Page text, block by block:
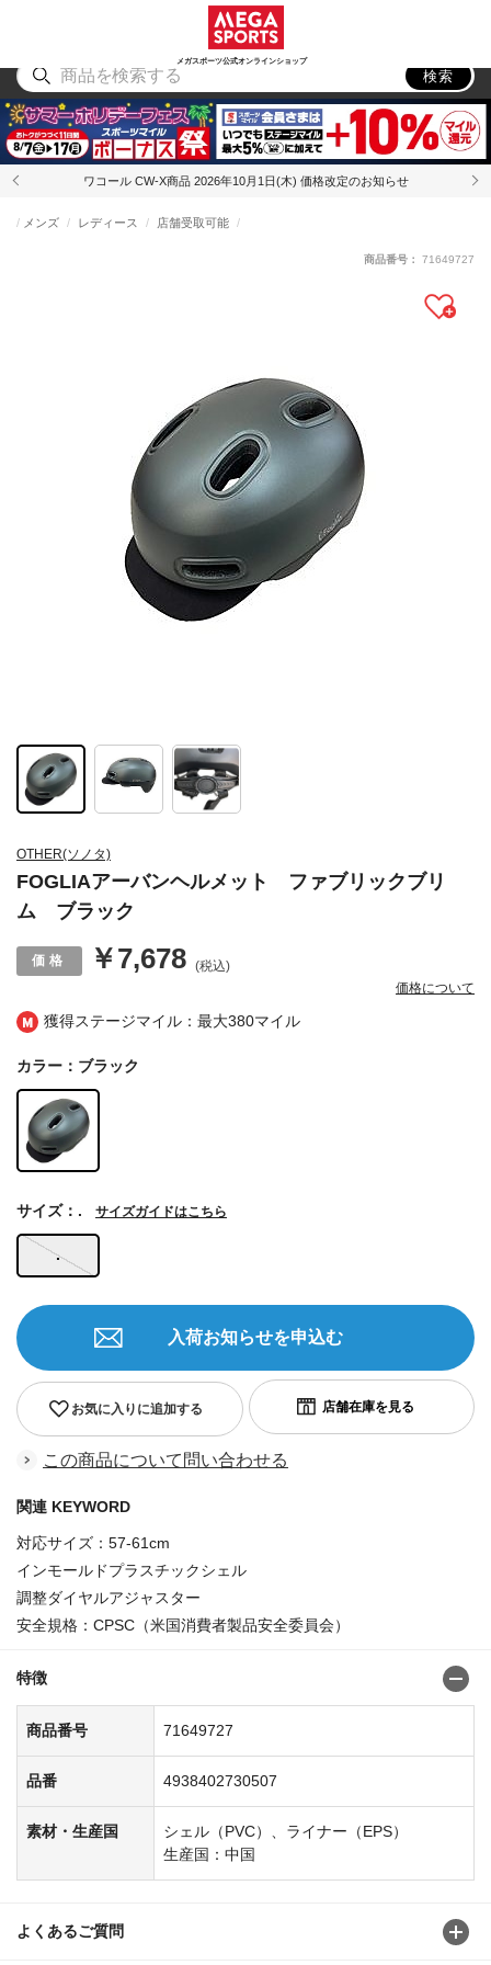
メガスポーツ公式オンラインショップ
アウトドア
検索
ワコール CW-X商品 2026年10月1日(木) 価格改定のお知らせ
獲得ステージマイル：最大380マイル
OTHER(ソノタ)
FOGLIAアーバンヘルメット ファブリックブリ
ム ブラック
メンズ レディース 店舗受取可能
￥7,678 (税込)
価格について
商品番号： 71649727
カラー：ブラック
.
サイズ：. サイズガイドはこちら
お気に入りに追加する
入荷お知らせを申込む
この商品について問い合わせる
関連 KEYWORD
対応サイズ：57-61cm
インモールドプラスチックシェル
調整ダイヤルアジャスター
安全規格：CPSC（米国消費者製品安全委員会）
特徴
商品番号 71649727
品番 4938402730507
素材・生産国
シェル（PVC）、ライナー（EPS）
生産国：中国
よくあるご質問